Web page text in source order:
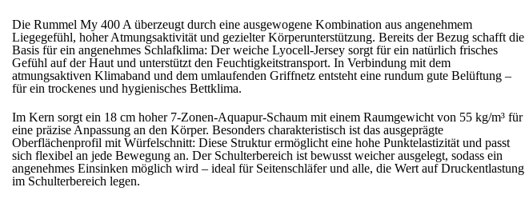
Die Rummel My 400 A überzeugt durch eine ausgewogene Kombination aus angenehmem
Liegegefühl, hoher Atmungsaktivität und gezielter Körperunterstützung. Bereits der Bezug schafft die
Basis für ein angenehmes Schlafklima: Der weiche Lyocell-Jersey sorgt für ein natürlich frisches
Gefühl auf der Haut und unterstützt den Feuchtigkeitstransport. In Verbindung mit dem
atmungsaktiven Klimaband und dem umlaufenden Griffnetz entsteht eine rundum gute Belüftung –
für ein trockenes und hygienisches Bettklima.
Im Kern sorgt ein 18 cm hoher 7-Zonen-Aquapur-Schaum mit einem Raumgewicht von 55 kg/m³ für
eine präzise Anpassung an den Körper. Besonders charakteristisch ist das ausgeprägte
Oberflächenprofil mit Würfelschnitt: Diese Struktur ermöglicht eine hohe Punktelastizität und passt
sich flexibel an jede Bewegung an. Der Schulterbereich ist bewusst weicher ausgelegt, sodass ein
angenehmes Einsinken möglich wird – ideal für Seiten­schläfer und alle, die Wert auf Druckentlastung
im Schulterbereich legen.